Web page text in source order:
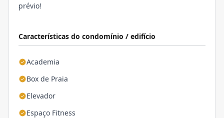
Características do condomínio / edifício
Academia
Box de Praia
Elevador
Espaço Fitness
prévio!